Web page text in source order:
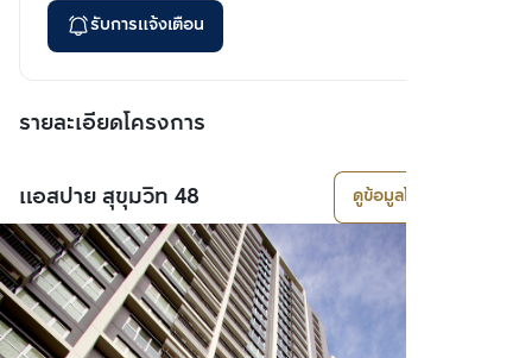
รับการแจ้งเตือน
รายละเอียดโครงการ
แอสปาย สุขุมวิท 48 ดูข้อมูลโครงการ